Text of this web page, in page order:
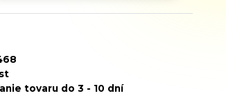
tovaru do 3 - 10 dní